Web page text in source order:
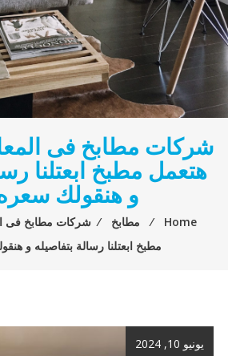
شركات مطابخ فى
هتعمل مطبخ ابعتلنا
و هنقولك
Home
⁄ مطابخ ⁄ شركات مطابخ فى
مطبخ ابعتلنا رسالة بتفاصيله و
يونيو 10, 2024